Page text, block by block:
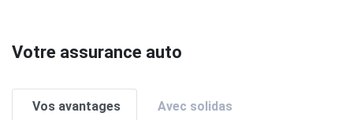
Votre assurance auto
Vos avantages Avec solidas